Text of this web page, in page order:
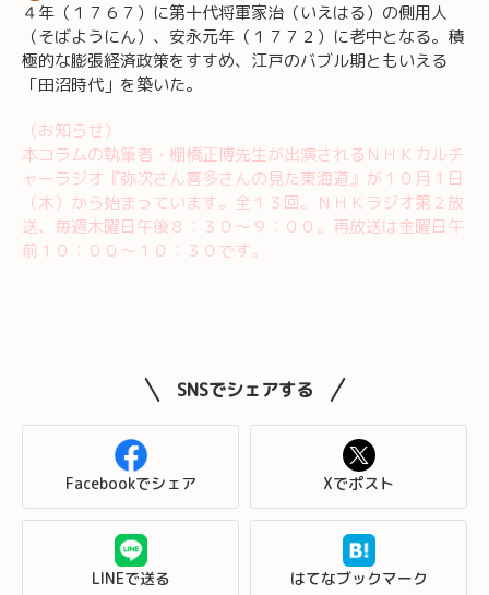
４年（１７６７）に第十代将軍家治（いえはる）の側用人
（そばようにん）、安永元年（１７７２）に老中となる。積
極的な膨張経済政策をすすめ、江戸のバブル期ともいえる
「田沼時代」を築いた。
（お知らせ）
本コラムの執筆者・棚橋正博先生が出演されるＮＨＫカルチ
ャーラジオ『弥次さん喜多さんの見た東海道』が１０月１日
（木）から始まっています。全１３回。ＮＨＫラジオ第２放
送、毎週木曜日午後８：３０～９：００。再放送は金曜日午
前１０：００～１０：３０です。
SNSでシェアする
Facebookでシェア Xでポスト
LINEで送る はてなブックマーク